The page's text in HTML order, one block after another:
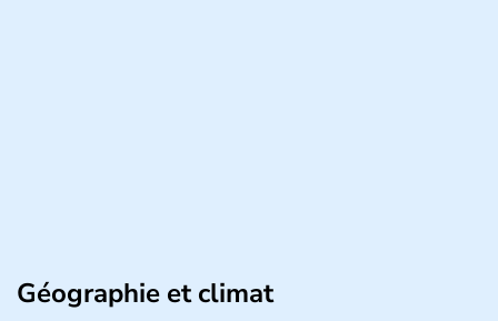
Géographie et climat